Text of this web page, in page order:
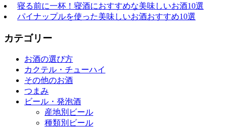
寝る前に一杯！寝酒におすすめな美味しいお酒10選
パイナップルを使った美味しいお酒おすすめ10選
カテゴリー
お酒の選び方
カクテル・チューハイ
その他のお酒
つまみ
ビール・発泡酒
産地別ビール
種類別ビール